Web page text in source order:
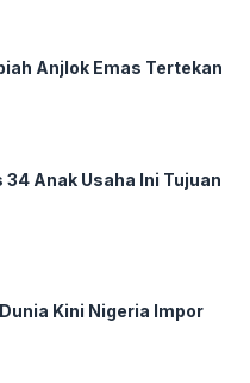
Anjlok Emas Tertekan
34 Anak Usaha Ini Tujuan
Kini Nigeria Impor